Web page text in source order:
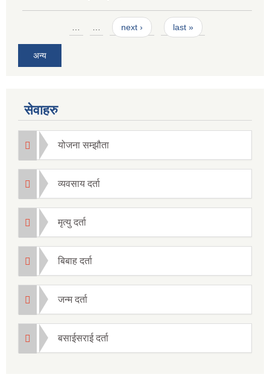
… … next › last »
अन्य
सेवाहरु
योजना सम्झौता
व्यवसाय दर्ता
मृत्यु दर्ता
बिबाह दर्ता
जन्म दर्ता
बसाईसराई दर्ता